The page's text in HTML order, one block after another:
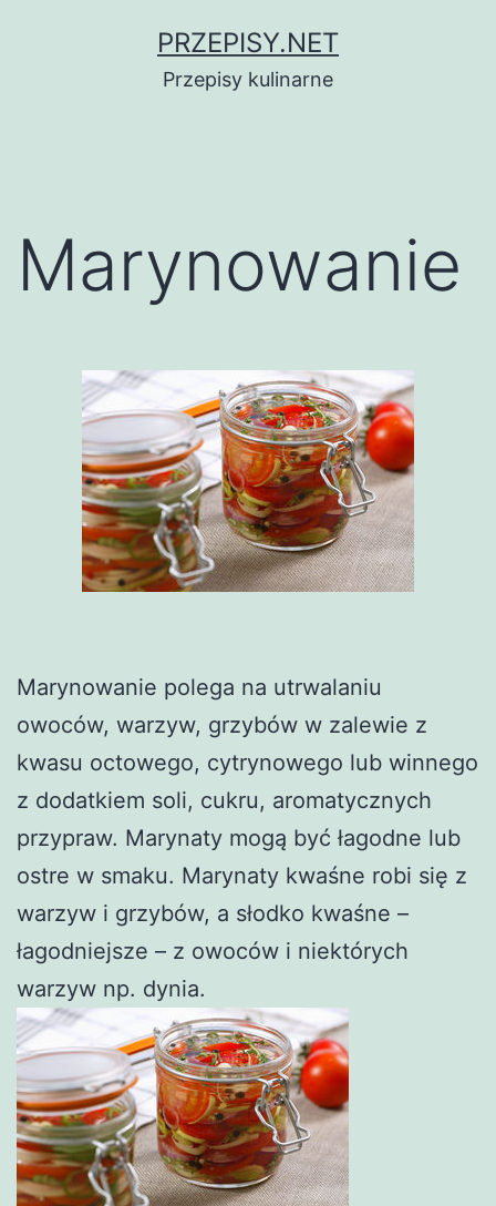
PRZEPISY.NET
Przepisy kulinarne
Marynowanie
Marynowanie polega na utrwalaniu
owoców, warzyw, grzybów w zalewie z
kwasu octowego, cytrynowego lub winnego
z dodatkiem soli, cukru, aromatycznych
przypraw. Marynaty mogą być łagodne lub
ostre w smaku. Marynaty kwaśne robi się z
warzyw i grzybów, a słodko kwaśne –
łagodniejsze – z owoców i niektórych
warzyw np. dynia.